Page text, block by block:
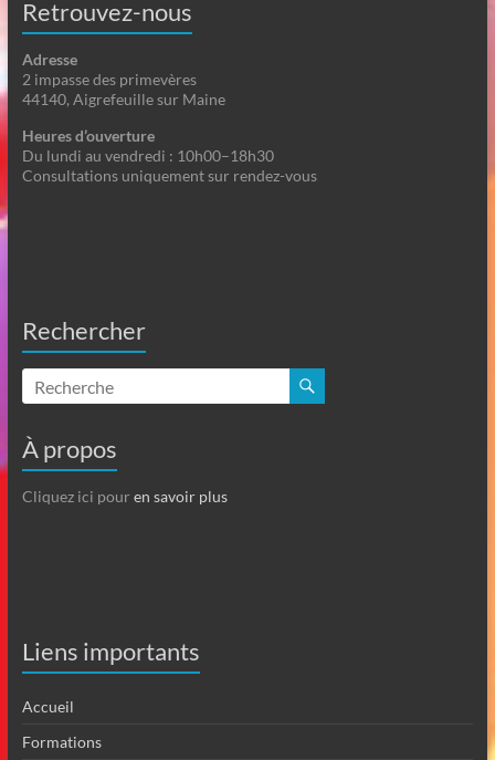
Retrouvez-nous
Adresse
2 impasse des primevères
44140, Aigrefeuille sur Maine
Heures d’ouverture
Du lundi au vendredi : 10h00–18h30
Consultations uniquement sur rendez-vous
Rechercher
À propos
Cliquez ici pour en savoir plus
Liens importants
Accueil
Formations